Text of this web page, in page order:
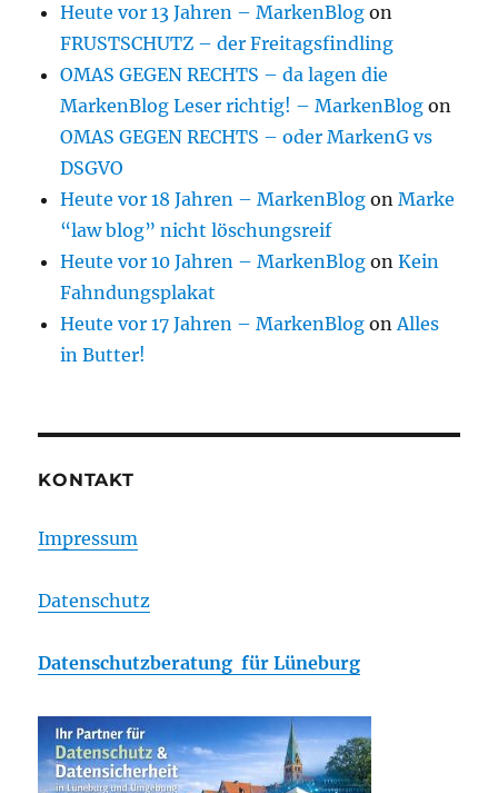
Heute vor 13 Jahren – MarkenBlog on
FRUSTSCHUTZ – der Freitagsfindling
OMAS GEGEN RECHTS – da lagen die
MarkenBlog Leser richtig! – MarkenBlog on
OMAS GEGEN RECHTS – oder MarkenG vs
DSGVO
Heute vor 18 Jahren – MarkenBlog onMarke
“law blog” nicht löschungsreif
Heute vor 10 Jahren – MarkenBlog onKein
Fahndungsplakat
Heute vor 17 Jahren – MarkenBlog onAlles
in Butter!
KONTAKT
Impressum
Datenschutz
Datenschutzberatung für Lüneburg